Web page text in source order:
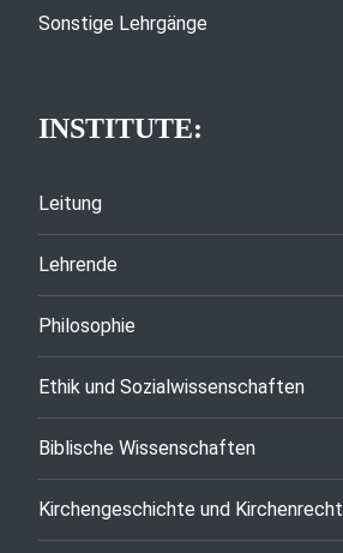
Sonstige Lehrgänge
INSTITUTE:
Leitung
Lehrende
Philosophie
Ethik und Sozialwissenschaften
Biblische Wissenschaften
Kirchengeschichte und Kirchenrecht